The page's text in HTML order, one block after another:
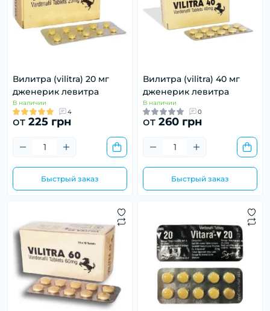
Вилитра (vilitra) 20 мг
дженерик левитра
В наличии
4
от 225 грн
Быстрый заказ
Вилитра (vilitra) 40 мг
дженерик левитра
В наличии
0
от 260 грн
Быстрый заказ